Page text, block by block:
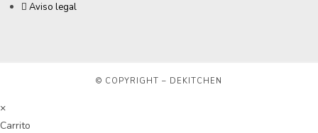
Aviso legal
© COPYRIGHT – DEKITCHEN
×
Carrito